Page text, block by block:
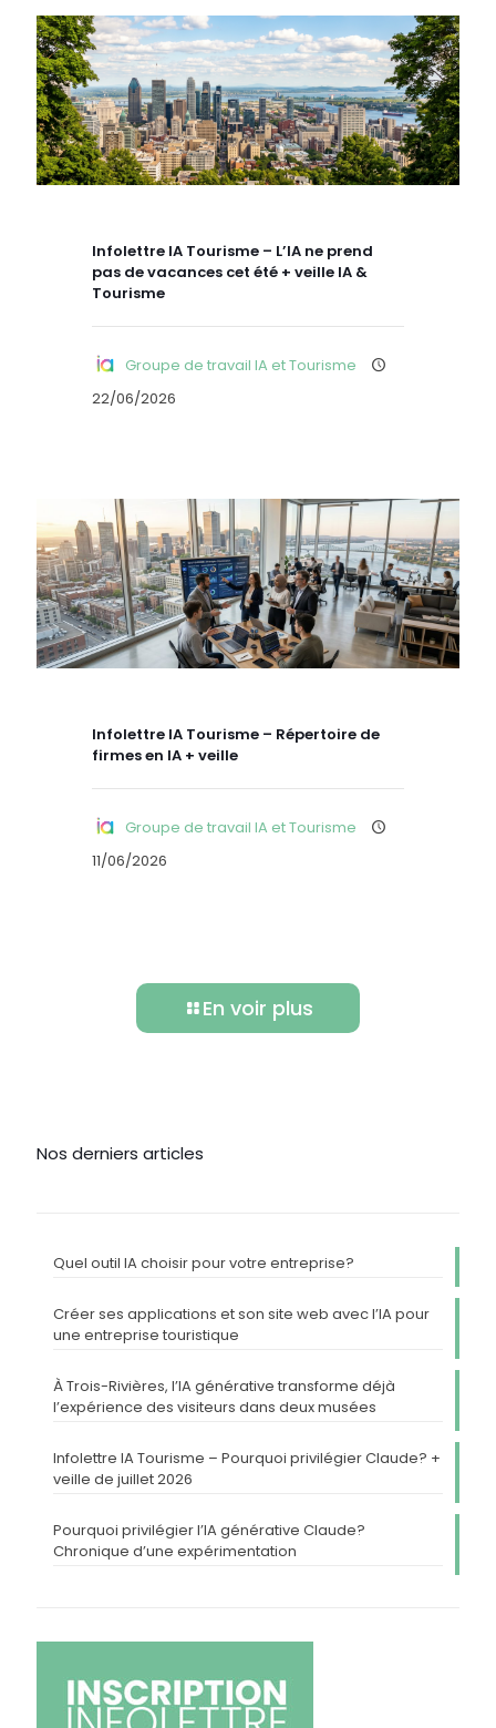
Infolettre IA Tourisme – L’IA ne prend
pas de vacances cet été + veille IA &
Tourisme
Groupe de travail IA et Tourisme
22/06/2026
Infolettre IA Tourisme – Répertoire de
firmes en IA + veille
Groupe de travail IA et Tourisme
11/06/2026
En voir plus
Nos derniers articles
Quel outil IA choisir pour votre entreprise?
Créer ses applications et son site web avec l’IA pour
une entreprise touristique
À Trois-Rivières, l’IA générative transforme déjà
l’expérience des visiteurs dans deux musées
Infolettre IA Tourisme – Pourquoi privilégier Claude? +
veille de juillet 2026
Pourquoi privilégier l’IA générative Claude?
Chronique d’une expérimentation